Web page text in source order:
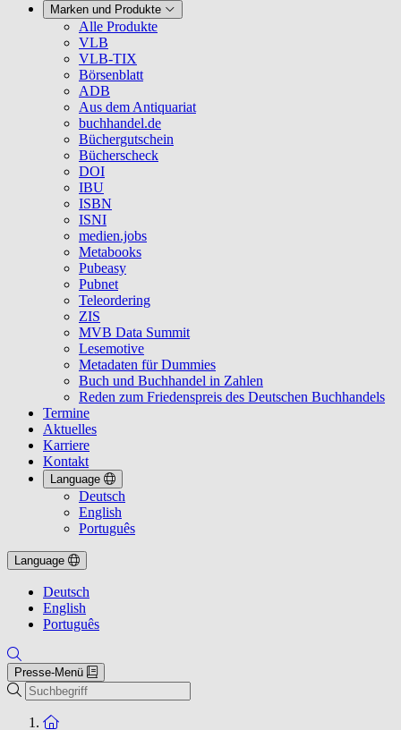
Marken und Produkte
Alle Produkte
VLB
VLB-TIX
Börsenblatt
ADB
Aus dem Antiquariat
buchhandel.de
Büchergutschein
Bücherscheck
DOI
IBU
ISBN
ISNI
medien.jobs
Metabooks
Pubeasy
Pubnet
Teleordering
ZIS
MVB Data Summit
Lesemotive
Metadaten für Dummies
Buch und Buchhandel in Zahlen
Reden zum Friedenspreis des Deutschen Buchhandels
Termine
Aktuelles
Karriere
Kontakt
Language
Deutsch
English
Português
Language
Deutsch
English
Português
Presse-Menü
Suche
Zur Startseite